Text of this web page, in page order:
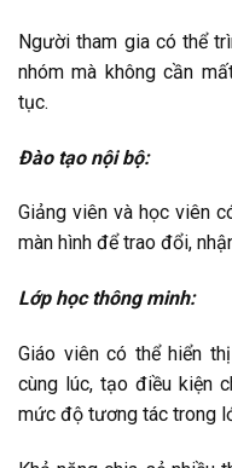
Người tham gia có thể
nhóm mà không cần
tục.
Đào tạo nội bộ:
Giảng viên và học viên
màn hình để trao đổi,
Lớp học thông minh:
Giáo viên có thể hiển
cùng lúc, tạo điều kiện
mức độ tương tác trong